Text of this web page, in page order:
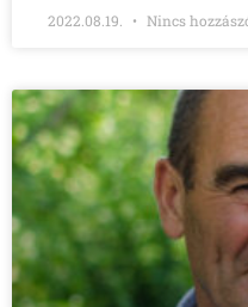
2022.08.19. Nincs